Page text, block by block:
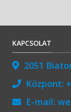
KAPCSOLAT
2051
Központ:
E-mail: